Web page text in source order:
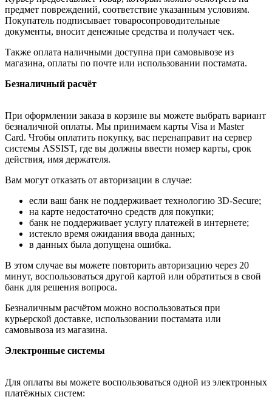
предмет повреждений, соответствие указанным условиям.
Покупатель подписывает товаросопроводительные
документы, вносит денежные средства и получает чек.
Также оплата наличными доступна при самовывозе из
магазина, оплаты по почте или использовании постамата.
Безналичный расчёт
При оформлении заказа в корзине вы можете выбрать вариант
безналичной оплаты. Мы принимаем карты Visa и Master
Card. Чтобы оплатить покупку, вас перенаправит на сервер
системы ASSIST, где вы должны ввести номер карты, срок
действия, имя держателя.
Вам могут отказать от авторизации в случае:
если ваш банк не поддерживает технологию 3D-Secure;
на карте недостаточно средств для покупки;
банк не поддерживает услугу платежей в интернете;
истекло время ожидания ввода данных;
в данных была допущена ошибка.
В этом случае вы можете повторить авторизацию через 20
минут, воспользоваться другой картой или обратиться в свой
банк для решения вопроса.
Безналичным расчётом можно воспользоваться при
курьерской доставке, использовании постамата или
самовывоза из магазина.
Электронные системы
Для оплаты вы можете воспользоваться одной из электронных
платёжных систем: